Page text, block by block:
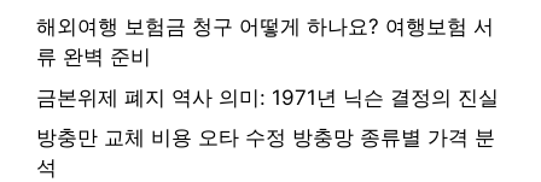
해외여행 보험금 청구 어떻게 하나요? 여행보험 서
류 완벽 준비
금본위제 폐지 역사 의미: 1971년 닉슨 결정의 진실
방충만 교체 비용 오타 수정 방충망 종류별 가격 분
석